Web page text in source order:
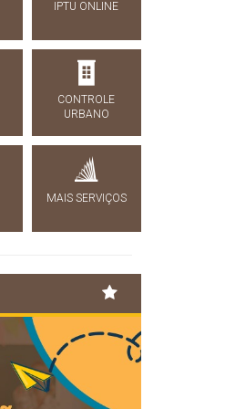
IPTU ONLINE
CONTROLE
URBANO
MAIS SERVIÇOS